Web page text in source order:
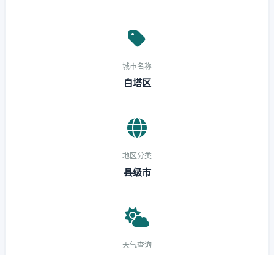
城市名称
白塔区
地区分类
县级市
天气查询